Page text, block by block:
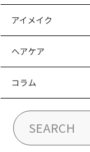
アイメイク
ヘアケア
コラム